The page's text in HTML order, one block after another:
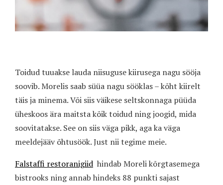
Toidud tuuakse lauda niisuguse kiirusega nagu sööja
soovib. Morelis saab süüa nagu sööklas – kõht kiirelt
täis ja minema. Või siis väikese seltskonnaga püüda
üheskoos ära maitsta kõik toidud ning joogid, mida
soovitatakse. See on siis väga pikk, aga ka väga
meeldejääv õhtusöök. Just nii tegime meie.
Falstaffi restoranigiid hindab Moreli kõrgtasemega
bistrooks ning annab hindeks 88 punkti sajast